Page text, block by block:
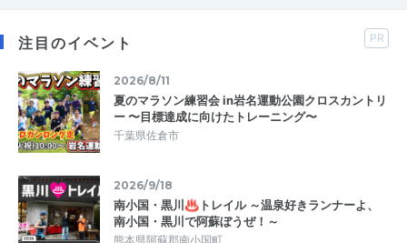
注目のイベント PR
2026/8/11
夏のマラソン練習会 in岩名運動公園クロスカントリ
ー 〜目標達成に向けたトレーニング〜
千葉県佐倉市
2026/9/18
南小国・黒川♨トレイル ～温泉好きランナーよ、
南小国・黒川で阿蘇ぼうぜ！～
熊本県阿蘇郡南小国町